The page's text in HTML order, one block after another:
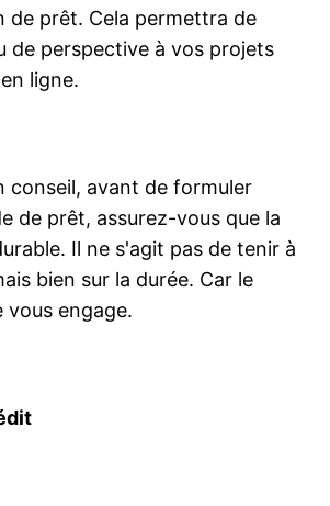
de prêt. Cela permettra de
de perspective à vos projets
ligne.
conseil, avant de formuler
de prêt, assurez-vous que la
Il ne s'agit pas de tenir à
bien sur la durée. Car le
vous engage.